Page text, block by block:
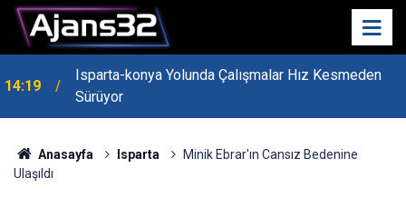
14:19
Isparta-konya Yolunda Çalışmalar Hız Kesmeden
Sürüyor
Anasayfa Isparta
Minik Ebrar'ın Cansız Bedenine
Ulaşıldı